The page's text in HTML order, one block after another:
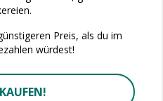
Preis, als du im
würdest!